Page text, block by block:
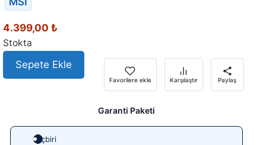
4.399,00 ₺
Stokta
Sepete Ekle
Favorilere ekle Karşılaştır Paylaş
Garanti Paketi
Hiçbiri